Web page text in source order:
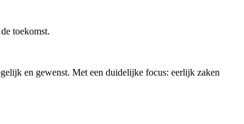
toekomst.
en gewenst. Met een duidelijke focus: eerlijk zaken